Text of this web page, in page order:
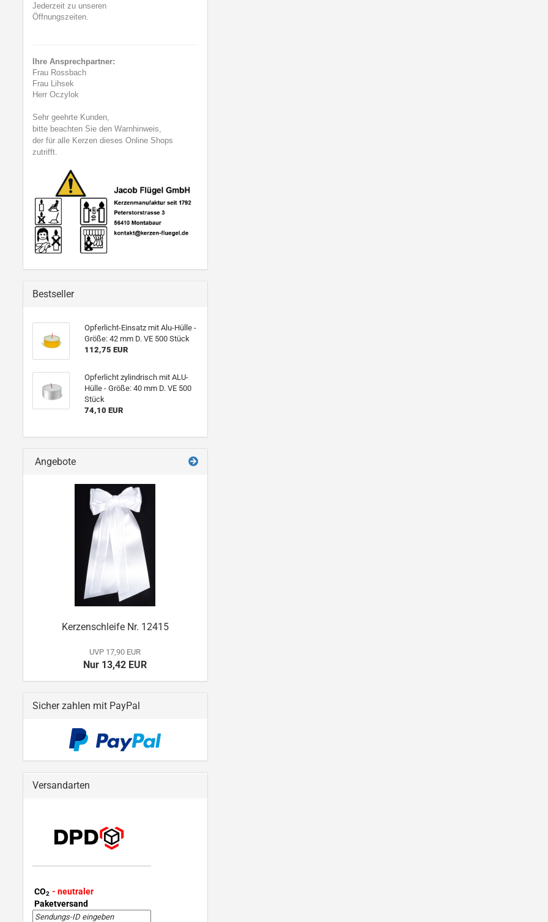
Jederzeit zu unseren
Öffnungszeiten.
Ihre Ansprechpartner:
Frau Rossbach
Frau Lihsek
Herr Oczylok
Sehr geehrte Kunden,
bitte beachten Sie den Warnhinweis,
der für alle Kerzen dieses Online Shops
zutrifft.
Bestseller
Opferlicht-Einsatz mit Alu-Hülle -
Größe: 42 mm D. VE 500 Stück
112,75 EUR
Opferlicht zylindrisch mit ALU-
Hülle - Größe: 40 mm D. VE 500
Stück
74,10 EUR
Angebote
Kerzenschleife Nr. 12415
UVP 17,90 EUR
Nur 13,42 EUR
Sicher zahlen mit PayPal
Versandarten
CO2 - neutraler
Paketversand